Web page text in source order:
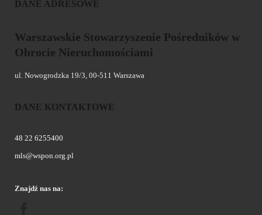
DANE ADRESOWE
Warszawskie Stowarzyszenie Pośredników w
Obrocie Nieruchomościami
ul. Nowogrodzka 19/3, 00-511 Warszawa
DANE KONTAKTOWE
48 22 6255400
mls@wspon.org.pl
Znajdź nas na: